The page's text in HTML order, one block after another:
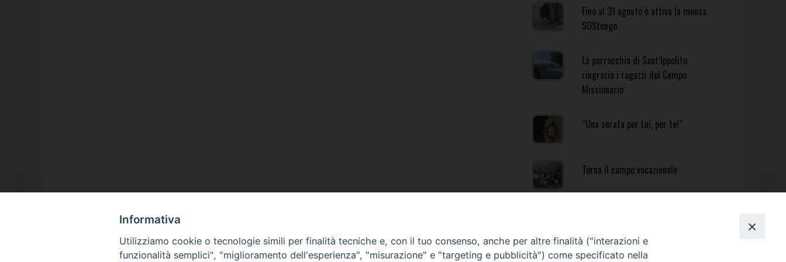
Fino al 31 agosto è attiva la mensa
SOStengo
La parrocchia di Sant’Ippolito
ringrazia i ragazzi del Campo
Missionario
“Una serata per Lui, per te!”
Torna il campo vocazionale
Informativa
Utilizziamo cookie o tecnologie simili per finalità tecniche e, con il tuo consenso, anche per altre finalità ("interazioni e
funzionalità semplici", "miglioramento dell'esperienza", "misurazione" e "targeting e pubblicità") come specificato nella